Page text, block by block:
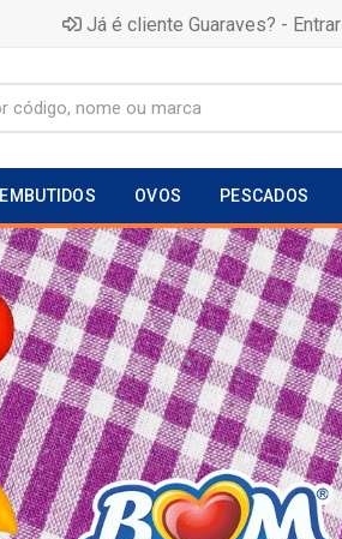
Já é cliente Guaraves? - Entrar
EMBUTIDOS OVOS PESCADOS